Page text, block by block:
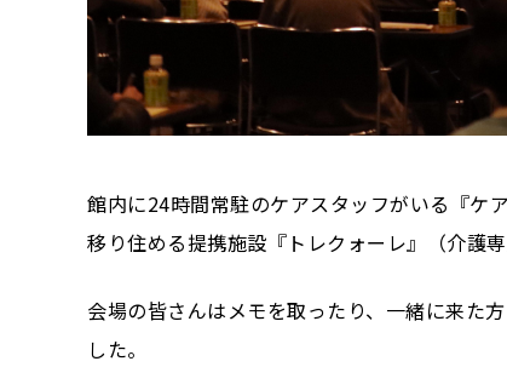
館内に24時間常駐のケアスタッフがいる『ケ
移り住める提携施設『トレクォーレ』（介護
会場の皆さんはメモを取ったり、一緒に来た
した。